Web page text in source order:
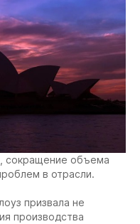
сокращение объема
в отрасли.
призвала не
производства